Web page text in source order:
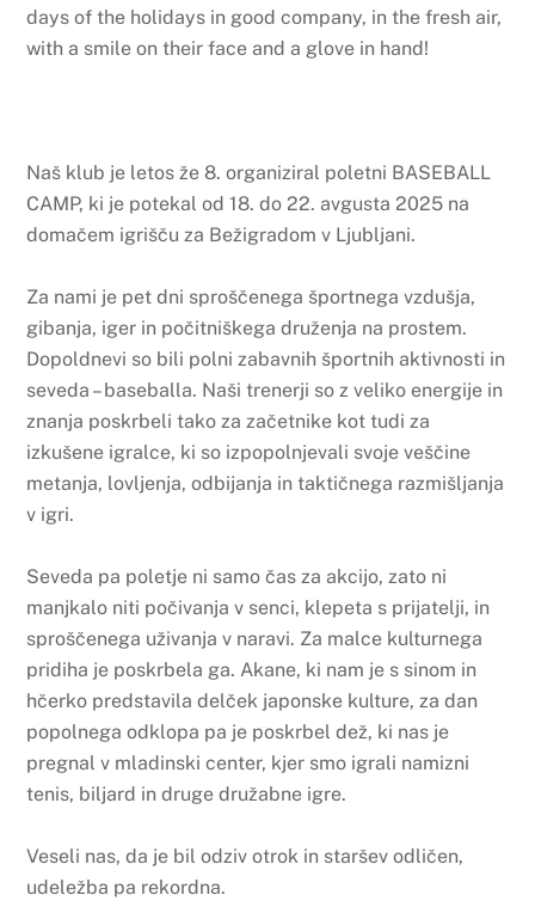
days of the holidays in good company, in the fresh air,
with a smile on their face and a glove in hand!
Naš klub je letos že 8. organiziral poletni BASEBALL
CAMP, ki je potekal od 18. do 22. avgusta 2025 na
domačem igrišču za Bežigradom v Ljubljani.
Za nami je pet dni sproščenega športnega vzdušja,
gibanja, iger in počitniškega druženja na prostem.
Dopoldnevi so bili polni zabavnih športnih aktivnosti in
seveda – baseballa. Naši trenerji so z veliko energije in
znanja poskrbeli tako za začetnike kot tudi za
izkušene igralce, ki so izpopolnjevali svoje veščine
metanja, lovljenja, odbijanja in taktičnega razmišljanja
v igri.
Seveda pa poletje ni samo čas za akcijo, zato ni
manjkalo niti počivanja v senci, klepeta s prijatelji, in
sproščenega uživanja v naravi. Za malce kulturnega
pridiha je poskrbela ga. Akane, ki nam je s sinom in
hčerko predstavila delček japonske kulture, za dan
popolnega odklopa pa je poskrbel dež, ki nas je
pregnal v mladinski center, kjer smo igrali namizni
tenis, biljard in druge družabne igre.
Veseli nas, da je bil odziv otrok in staršev odličen,
udeležba pa rekordna.